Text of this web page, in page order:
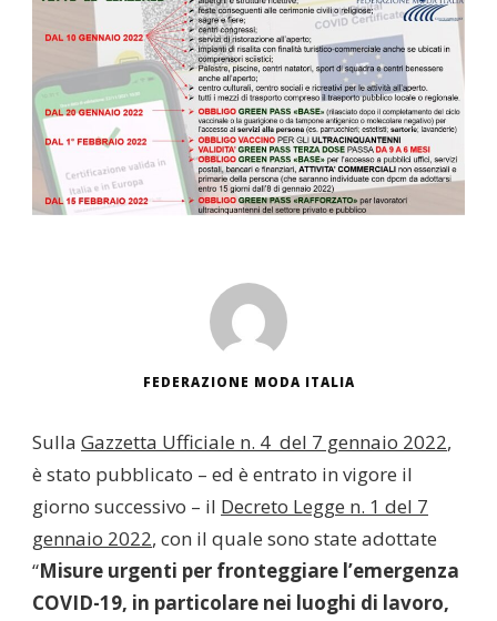
FEDERAZIONE MODA ITALIA
Sulla Gazzetta Ufficiale n. 4 del 7 gennaio 2022,
è stato pubblicato – ed è entrato in vigore il
giorno successivo – il Decreto Legge n. 1 del 7
gennaio 2022, con il quale sono state adottate
“Misure urgenti per fronteggiare l’emergenza
COVID-19, in particolare nei luoghi di lavoro,